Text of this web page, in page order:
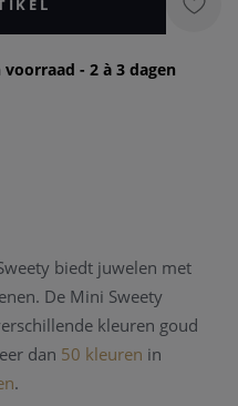
- 2 à 3 dagen
biedt juwelen met
De Mini Sweety
kleuren goud
dan 50 kleuren in
.